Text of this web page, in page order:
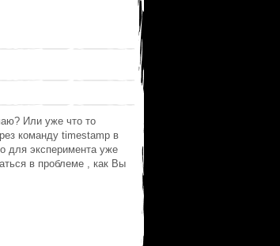
Или уже что то
команду timestamp в
для эксперимента уже
в проблеме , как Вы